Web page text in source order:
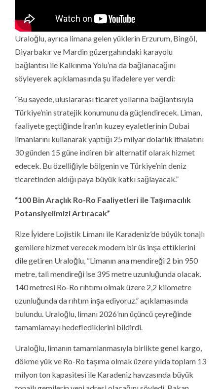
Uraloğlu, ayrıca limana gelen yüklerin Erzurum, Bingöl,
Diyarbakır ve Mardin güzergahındaki karayolu
bağlantısı ile Kalkınma Yolu’na da bağlanacağını
söyleyerek açıklamasında şu ifadelere yer verdi:
“Bu sayede, uluslararası ticaret yollarına bağlantısıyla
Türkiye’nin stratejik konumunu da güçlendirecek. Liman,
faaliyete geçtiğinde İran’ın kuzey eyaletlerinin Dubai
limanlarını kullanarak yaptığı 25 milyar dolarlık ithalatını
30 günden 15 güne indiren bir alternatif olarak hizmet
edecek. Bu özelliğiyle bölgenin ve Türkiye’nin deniz
ticaretinden aldığı paya büyük katkı sağlayacak.”
“100 Bin Araçlık Ro-Ro Faaliyetleri ile Taşımacılık
Potansiyelimizi Artıracak”
Rize İyidere Lojistik Limanı ile Karadeniz’de büyük tonajlı
gemilere hizmet verecek modern bir üs inşa ettiklerini
dile getiren Uraloğlu, “Limanın ana mendireği 2 bin 950
metre, tali mendireği ise 395 metre uzunluğunda olacak.
140 metresi Ro-Ro rıhtımı olmak üzere 2,2 kilometre
uzunluğunda da rıhtım inşa ediyoruz.” açıklamasında
bulundu. Uraloğlu, limanı 2026’nın üçüncü çeyreğinde
tamamlamayı hedeflediklerini bildirdi.
Uraloğlu, limanın tamamlanmasıyla birlikte genel kargo,
dökme yük ve Ro-Ro taşıma olmak üzere yılda toplam 13
milyon ton kapasitesi ile Karadeniz havzasında büyük